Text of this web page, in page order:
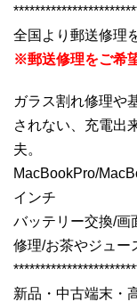
全国より郵送修理
※郵送修理をご希
ガラス割れ修理や
されない、充電出
夫。
MacBookPro/
インチ
バッテリー交換/画
修理/お茶やジュー
新品・中古端末・